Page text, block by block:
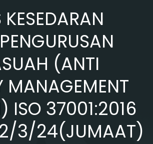
KESEDARAN
(ANTI
MANAGEMENT
ISO 37001:2016
3/24(JUMAAT)